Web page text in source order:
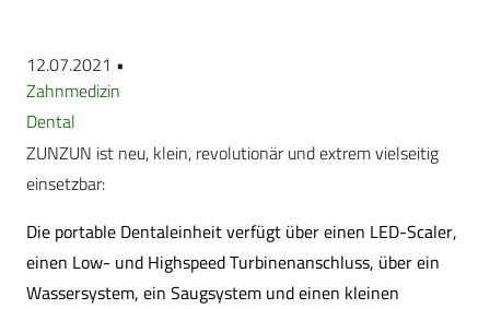
12.07.2021 •
Zahnmedizin
Dental
ZUNZUN ist neu, klein, revolutionär und extrem vielseitig
einsetzbar:
Die portable Dentaleinheit verfügt über einen LED-Scaler,
einen Low- und Highspeed Turbinenanschluss, über ein
Wassersystem, ein Saugsystem und einen kleinen